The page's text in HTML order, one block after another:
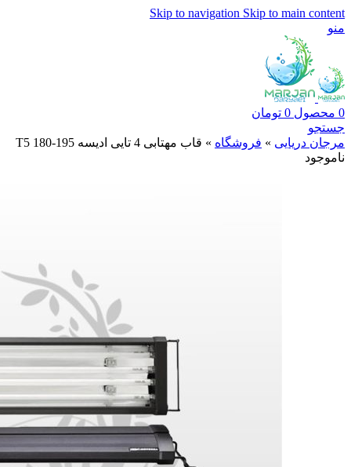
Skip to navigation Skip to main content
منو
0 محصول 0 تومان
جستجو
مرجان دریایی » فروشگاه » قاب مهتابی 4 تایی ادیسه T5 180-195
ناموجود